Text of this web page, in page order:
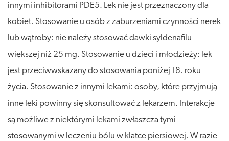
innymi inhibitorami PDE5. Lek nie jest przeznaczony dla
kobiet. Stosowanie u osób z zaburzeniami czynności nerek
lub wątroby: nie należy stosować dawki syldenafilu
większej niż 25 mg. Stosowanie u dzieci i młodzieży: lek
jest przeciwwskazany do stosowania poniżej 18. roku
życia. Stosowanie z innymi lekami: osoby, które przyjmują
inne leki powinny się skonsultować z lekarzem. Interakcje
są możliwe z niektórymi lekami zwłaszcza tymi
stosowanymi w leczeniu bólu w klatce piersiowej. W razie